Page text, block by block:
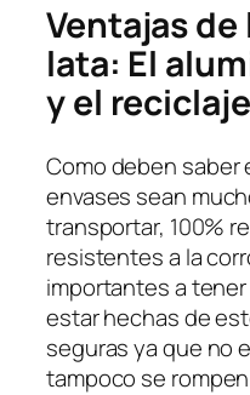
Ventajas de
lata: El
y el reciclaje
Como deben saber
envases sean
transportar, 100%
resistentes a la
importantes a
estar hechas de
seguras ya que no
tampoco se rompen